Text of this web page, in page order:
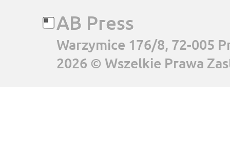
AB Press
Warzymice 176/8, 72-005
2026 © Wszelkie Prawa